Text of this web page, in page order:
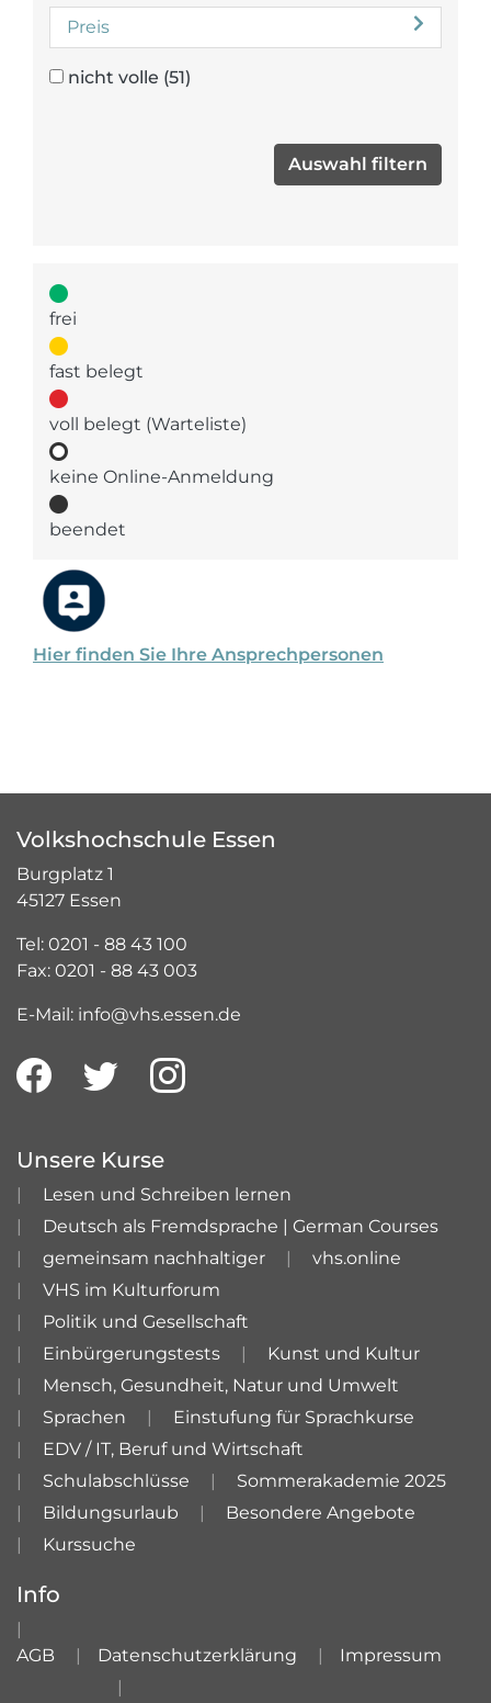
Hier finden Sie Ihre Ansprechpersonen
Preis
nicht volle (51)
frei
fast belegt
voll belegt (Warteliste)
keine Online-Anmeldung
beendet
Volkshochschule Essen
Burgplatz 1
45127 Essen
Tel: 0201 - 88 43 100
Fax: 0201 - 88 43 003
E-Mail: info@vhs.essen.de
Unsere Kurse
Lesen und Schreiben lernen
Deutsch als Fremdsprache | German Courses
gemeinsam nachhaltiger
vhs.online
VHS im Kulturforum
Politik und Gesellschaft
Einbürgerungstests
Kunst und Kultur
Mensch, Gesundheit, Natur und Umwelt
Sprachen
Einstufung für Sprachkurse
EDV / IT, Beruf und Wirtschaft
Schulabschlüsse
Sommerakademie 2025
Bildungsurlaub
Besondere Angebote
Kurssuche
Info
AGB Datenschutzerklärung Impressum